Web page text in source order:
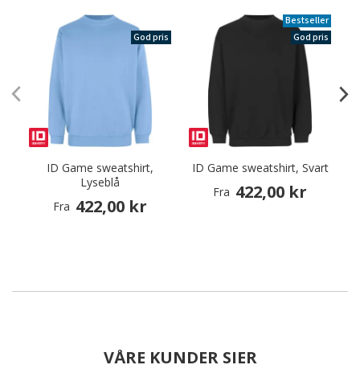
God pris
ID Game sweatshirt,
Lyseblå
Fra 422,00 kr
Bestseller
God pris
ID Game sweatshirt, Svart
Fra 422,00 kr
VÅRE KUNDER SIER